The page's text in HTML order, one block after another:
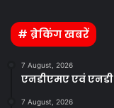
# ब्रेकिंग खबरें
7 August, 2026
एनडीएमए एवं
7 August, 2026